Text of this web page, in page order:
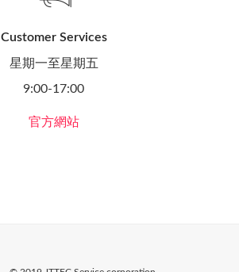
Customer Services
星期一至星期五
9:00-17:00
官方網站